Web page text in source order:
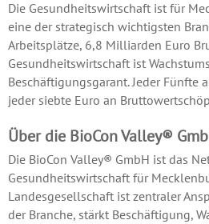
Die Gesundheitswirtschaft ist für
eine der strategisch wichtigsten
Arbeitsplätze, 6,8 Milliarden Euro
Gesundheitswirtschaft ist
Beschäftigungsgarant. Jeder Fünfte
jeder siebte Euro an
Über die BioCon Valley®
Die BioCon Valley® GmbH ist das
Gesundheitswirtschaft für
Landesgesellschaft ist zentraler
der Branche, stärkt Beschäftigung,